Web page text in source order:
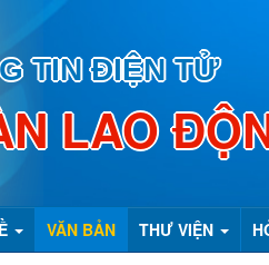
TIN ĐIỆN TỬ
LAO
VĂN BẢN THƯ VIỆN